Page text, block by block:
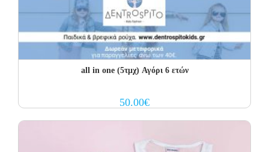
all in one (5τμχ) Αγόρι 6 ετών
50.00€